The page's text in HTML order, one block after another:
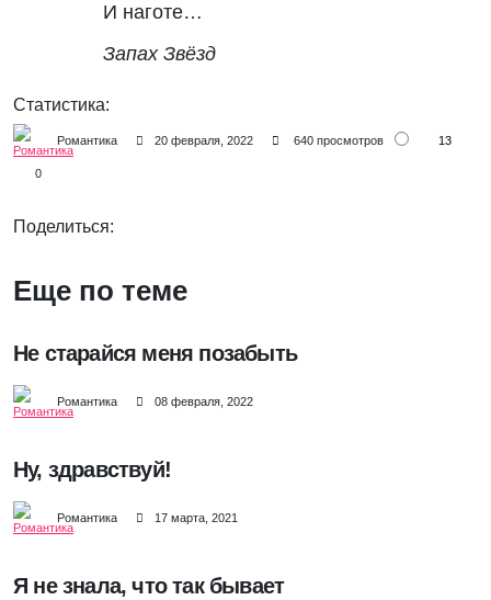
И наготе…
Запах Звёзд
Статистика:
Романтика 20 февраля, 2022 640 просмотров 13
0
Поделиться:
Еще по теме
Не старайся меня позабыть
Романтика 08 февраля, 2022
Ну, здравствуй!
Романтика 17 марта, 2021
Я не знала, что так бывает